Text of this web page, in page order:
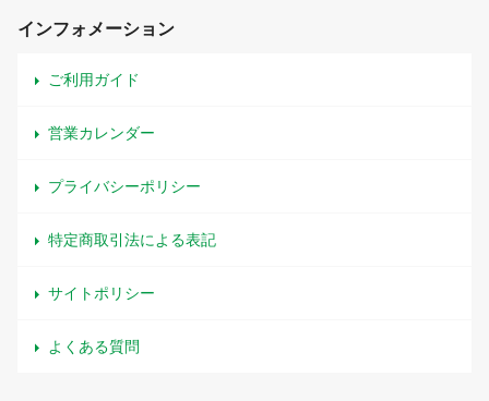
インフォメーション
ご利用ガイド
営業カレンダー
プライバシーポリシー
特定商取引法による表記
サイトポリシー
よくある質問